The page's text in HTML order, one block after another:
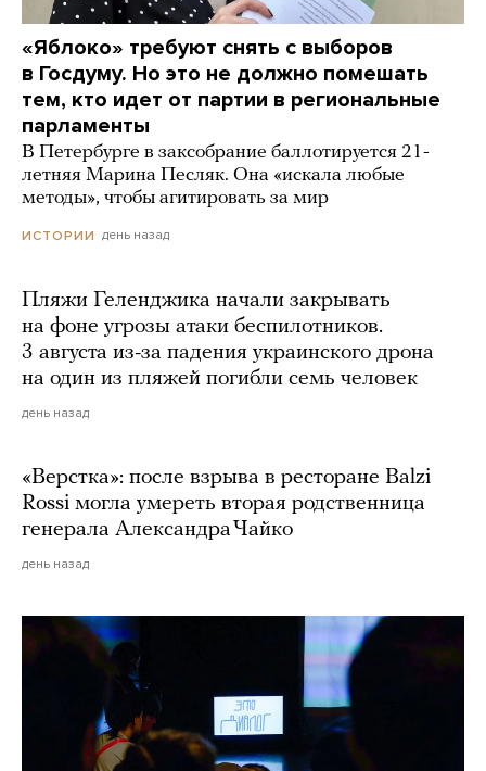
«Яблоко» требуют снять с выборов
в Госдуму. Но это не должно помешать
тем, кто идет от партии в региональные
парламенты
В Петербурге в заксобрание баллотируется 21-
летняя Марина Песляк. Она «искала любые
методы», чтобы агитировать за мир
ИСТОРИИ день назад
Пляжи Геленджика начали закрывать
на фоне угрозы атаки беспилотников.
3 августа из-за падения украинского дрона
на один из пляжей погибли семь человек
день назад
«Верстка»: после взрыва в ресторане Balzi
Rossi могла умереть вторая родственница
генерала Александра Чайко
день назад